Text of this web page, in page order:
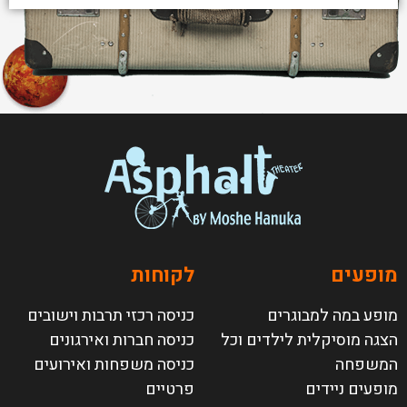
מופעים
מופע במה למבוגרים
הצגה מוסיקלית לילדים וכל
המשפחה
מופעים ניידים
לקוחות
כניסה רכזי תרבות וישובים
כניסה חברות ואירגונים
כניסה משפחות ואירועים
פרטיים